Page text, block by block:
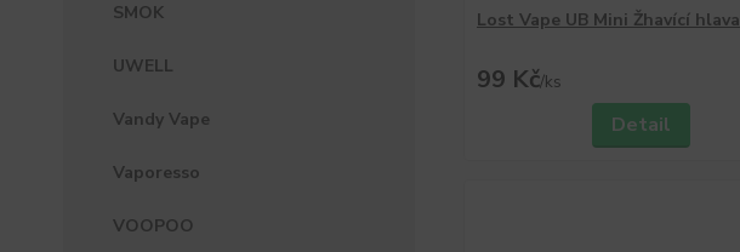
SMOK
UWELL
Vandy Vape
Vaporesso
VOOPOO
Lost Vape UB Mini Žhavící hlava
99 Kč/ks
Detail